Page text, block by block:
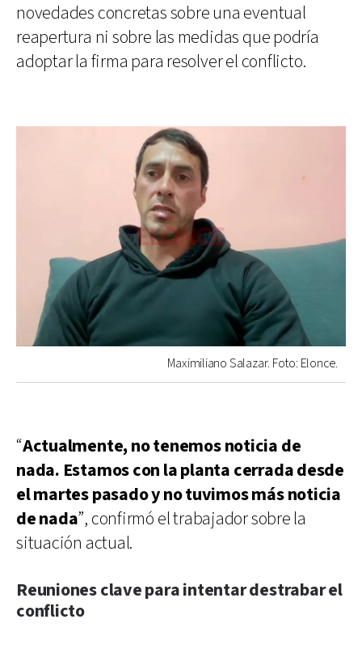
novedades concretas sobre una eventual
reapertura ni sobre las medidas que podría
adoptar la firma para resolver el conflicto.
Maximiliano Salazar. Foto: Elonce.
“Actualmente, no tenemos noticia de
nada. Estamos con la planta cerrada desde
el martes pasado y no tuvimos más noticia
de nada”, confirmó el trabajador sobre la
situación actual.
Reuniones clave para intentar destrabar el
conflicto